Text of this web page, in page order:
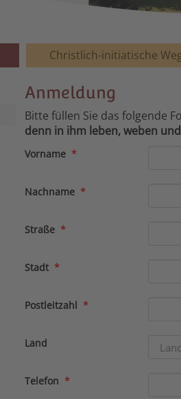
Christlich-initiatische
Anmeldung
Bitte füllen Sie das folgende
denn in ihm leben, weben
Vorname *
Nachname *
Straße *
Stadt *
Postleitzahl *
Land
Telefon *